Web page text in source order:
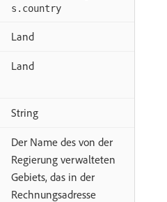
s.country
Land
Land
String
Der Name des von der
Regierung verwalteten
Gebiets, das in der
Rechnungsadresse